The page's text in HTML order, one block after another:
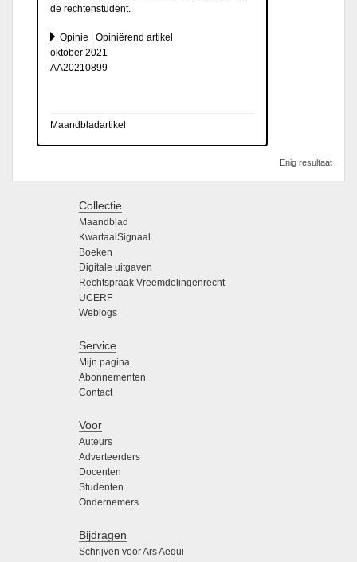
de rechtenstudent.
Opinie | Opiniërend artikel
oktober 2021
AA20210899
Maandbladartikel
Enig resultaat
Collectie
Maandblad
KwartaalSignaal
Boeken
Digitale uitgaven
Rechtspraak Vreemdelingenrecht
UCERF
Weblogs
Service
Mijn pagina
Abonnementen
Contact
Voor
Auteurs
Adverteerders
Docenten
Studenten
Ondernemers
Bijdragen
Schrijven voor Ars Aequi